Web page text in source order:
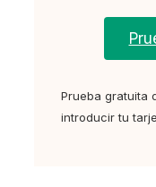
Prueba gratuita
introducir tu